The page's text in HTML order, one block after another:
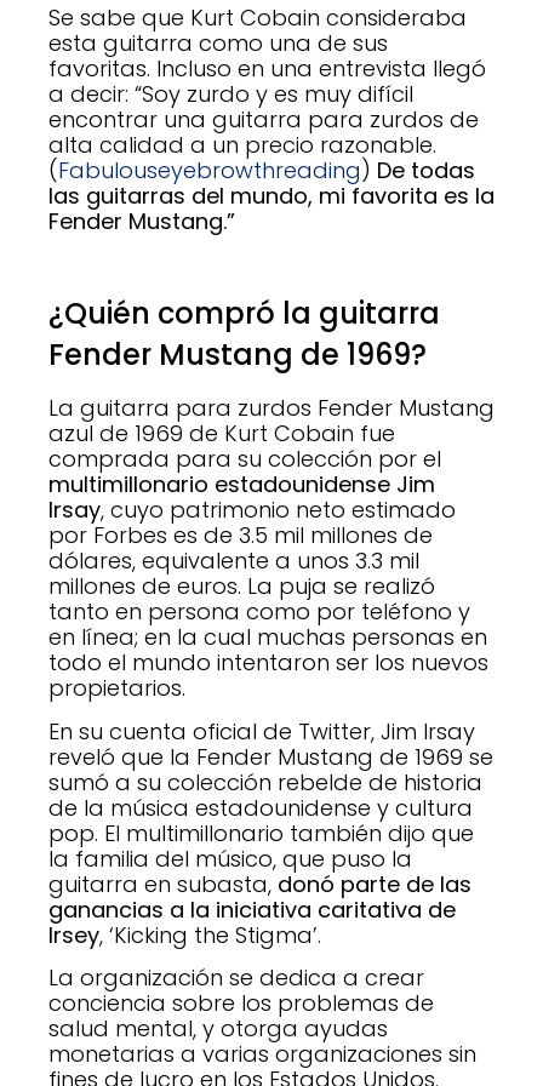
Se sabe que Kurt Cobain consideraba
esta guitarra como una de sus
favoritas. Incluso en una entrevista llegó
a decir: “Soy zurdo y es muy difícil
encontrar una guitarra para zurdos de
alta calidad a un precio razonable.
(Fabulouseyebrowthreading) De todas
las guitarras del mundo, mi favorita es la
Fender Mustang.”
¿Quién compró la guitarra
Fender Mustang de 1969?
La guitarra para zurdos Fender Mustang
azul de 1969 de Kurt Cobain fue
comprada para su colección por el
multimillonario estadounidense Jim
Irsay, cuyo patrimonio neto estimado
por Forbes es de 3.5 mil millones de
dólares, equivalente a unos 3.3 mil
millones de euros. La puja se realizó
tanto en persona como por teléfono y
en línea; en la cual muchas personas en
todo el mundo intentaron ser los nuevos
propietarios.
En su cuenta oficial de Twitter, Jim Irsay
reveló que la Fender Mustang de 1969 se
sumó a su colección rebelde de historia
de la música estadounidense y cultura
pop. El multimillonario también dijo que
la familia del músico, que puso la
guitarra en subasta, donó parte de las
ganancias a la iniciativa caritativa de
Irsey, ‘Kicking the Stigma’.
La organización se dedica a crear
conciencia sobre los problemas de
salud mental, y otorga ayudas
monetarias a varias organizaciones sin
fines de lucro en los Estados Unidos.